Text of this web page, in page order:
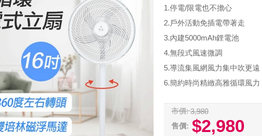
1.停電/限電也不擔心
2.戶外活動免插電帶著走
3.內建5000mAh鋰電池
4.無段式風速微調
5.導流集風網風力集中吹更遠
6.簡約時尚精緻高雅循環風力
市價: 3,980
售價: $2,980